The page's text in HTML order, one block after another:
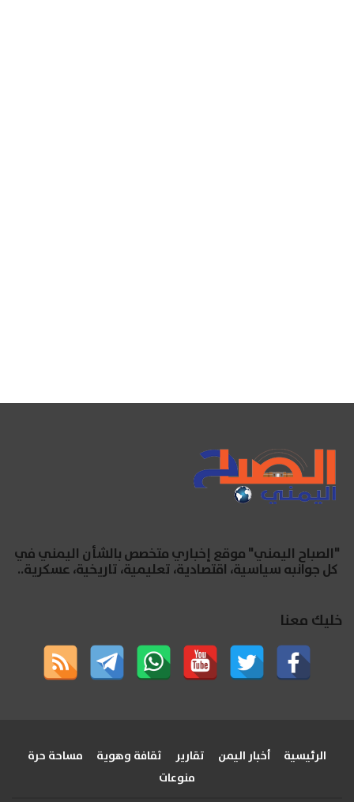
"الصباح اليمني" موقع إخباري متخصص بالشأن اليمني في
كل جوانبه سياسية، اقتصادية، تعليمية، تاريخية، عسكرية..
خليك معنا
الرئيسية أخبار اليمن تقارير ثقافة وهوية
مساحة حرة
منوعات